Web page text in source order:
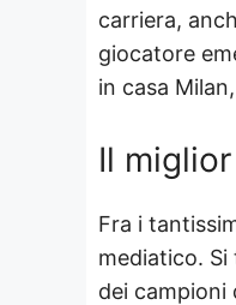
carriera,
giocatore
in casa
Il
Fra i
mediatico.
dei campioni